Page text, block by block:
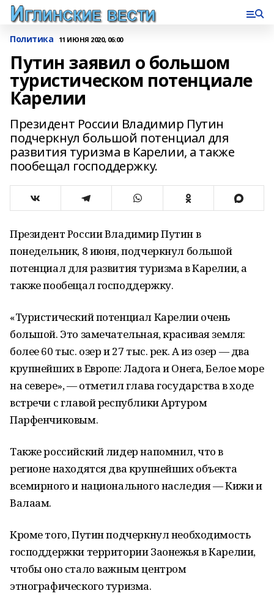
Политика 11 ИЮНЯ 2020, 06:00
Путин заявил о большом
туристическом потенциале
Карелии
Президент России Владимир Путин
подчеркнул большой потенциал для
развития туризма в Карелии, а также
пообещал господдержку.
Президент России Владимир Путин в
понедельник, 8 июня, подчеркнул большой
потенциал для развития туризма в Карелии, а
также пообещал господдержку.
«Туристический потенциал Карелии очень
большой. Это замечательная, красивая земля:
более 60 тыс. озер и 27 тыс. рек. А из озер ― два
крупнейших в Европе: Ладога и Онега, Белое море
на севере», ― отметил глава государства в ходе
встречи с главой республики Артуром
Парфенчиковым.
Также российский лидер напомнил, что в
регионе находятся два крупнейших объекта
всемирного и национального наследия ― Кижи и
Валаам.
Кроме того, Путин подчеркнул необходимость
господдержки территории Заонежья в Карелии,
чтобы оно стало важным центром
этнографического туризма.